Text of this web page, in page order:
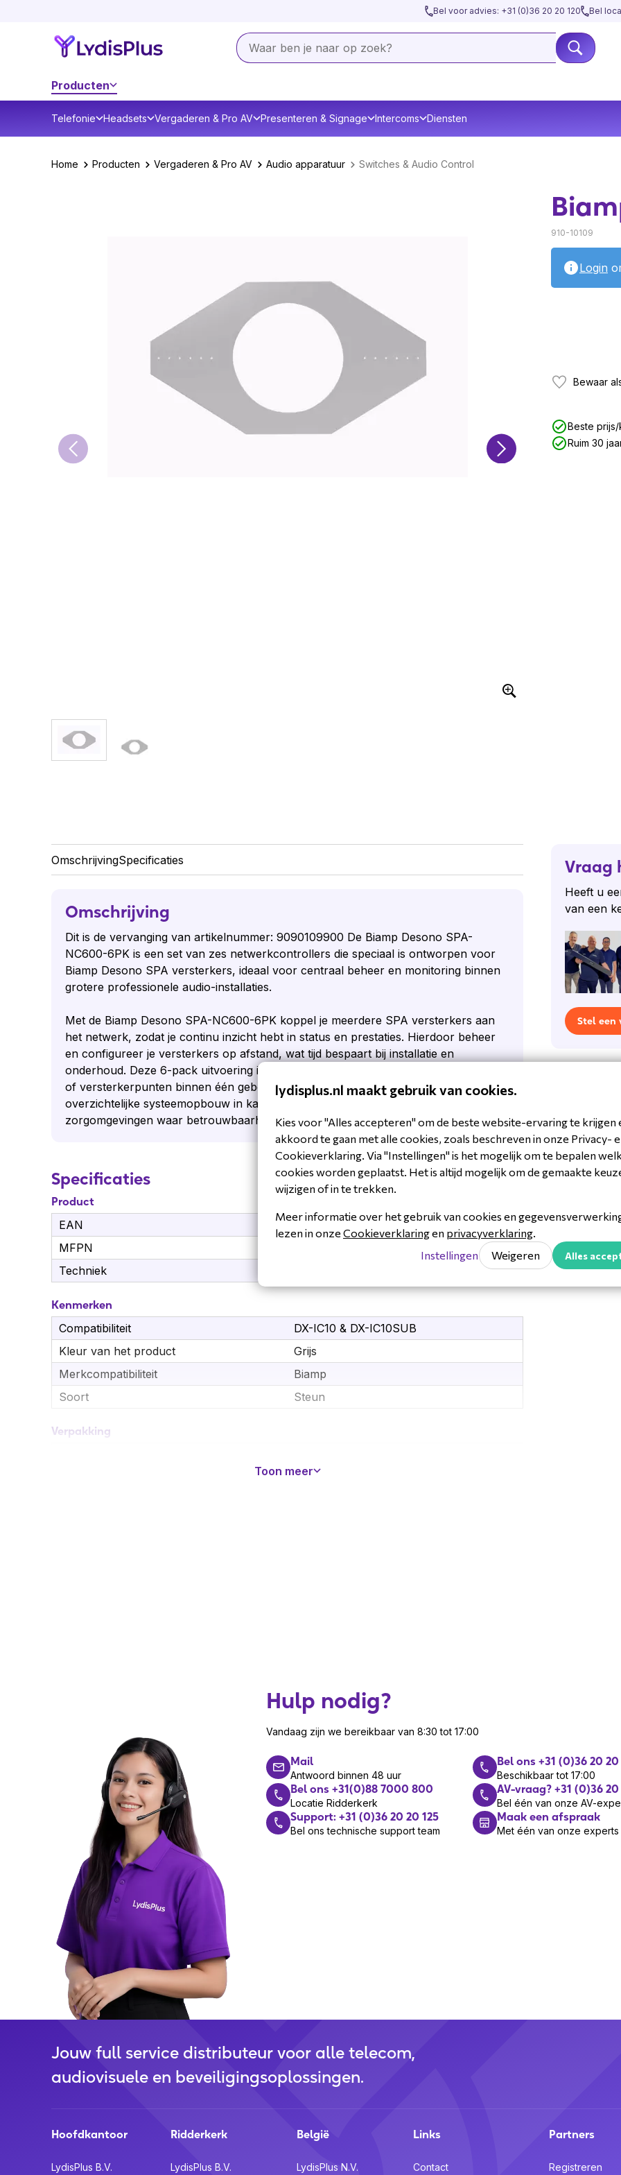
Bel voor advies: +31 (0)36 20 20 120 Bel
Producten
Telefonie Headsets Vergaderen & Pro AV Presenteren & Signage Intercoms Diensten
Home Producten Vergaderen & Pro AV Audio apparatuur Switches & Audio Control
910-10109
Login
Bewaar
Beste
Ruim 30
OmschrijvingSpecificaties
Omschrijving
Dit is de vervanging van artikelnummer: 9090109900 De Biamp Desono SPA-
NC600-6PK is een set van zes netwerkcontrollers die speciaal is ontworpen voor
Biamp Desono SPA versterkers, ideaal voor centraal beheer en monitoring binnen
grotere professionele audio-installaties.
Met de Biamp Desono SPA-NC600-6PK koppel je meerdere SPA versterkers aan
het netwerk, zodat je continu inzicht hebt in status en prestaties. Hierdoor beheer
en configureer je versterkers op afstand, wat tijd bespaart bij installatie en
onderhoud. Deze 6-pack uitvoering is geschikt voor projecten met meerdere zones
of versterkerpunten binnen één gebouw. Daardoor realiseer je een schaalbare en
overzichtelijke systeemopbouw in kantoren, onderwijsinstellingen en
zorgomgevingen waar betrouwbaarheid en controle essentieel zijn.
Vraag
Heeft u
van een
Stel een
Specificaties
Product
EAN
810039106129
MFPN
Techniek
Kenmerken
Compatibiliteit
DX-IC10 & DX-IC10SUB
Kleur van het product
Grijs
Merkcompatibiliteit
Biamp
Soort
Steun
Verpakking
463,6 mm
Toon meer
Hulp nodig?
Vandaag zijn we bereikbaar van 8:30 tot 17:00
Mail
Antwoord binnen 48 uur
Bel ons +31 (0)36 20 20
Beschikbaar tot 17:00
Bel ons +31(0)88 7000 800
Locatie Ridderkerk
AV-vraag? +31 (0)36 20
Bel één van onze AV-
Support: +31 (0)36 20 20 125
Bel ons technische support team
Maak een afspraak
Met één van onze experts
Jouw full service distributeur voor alle telecom,
audiovisuele en beveiligingsoplossingen.
Hoofdkantoor
LydisPlus B.V.
Ridderkerk
LydisPlus B.V.
België
LydisPlus N.V.
Links
Contact
Partners
Registreren
lydisplus.nl maakt gebruik van cookies.
Kies voor "Alles accepteren" om de beste website-ervaring te krijgen
akkoord te gaan met alle cookies, zoals beschreven in onze Privacy-
Cookieverklaring. Via "Instellingen" is het mogelijk om te bepalen
cookies worden geplaatst. Het is altijd mogelijk om de gemaakte
wijzigen of in te trekken.
Meer informatie over het gebruik van cookies en
lezen in onze Cookieverklaringen privacyverklaring.
Instellingen
Weigeren Alles